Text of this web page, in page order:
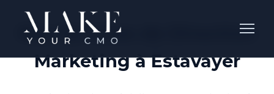
Nos Services de Direction
Marketing à Estavayer